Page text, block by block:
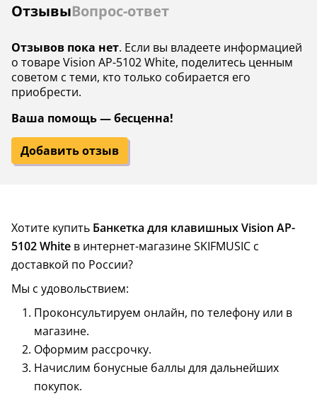
ОтзывыВопрос-ответ
Отзывов пока нет. Если вы владеете информацией
о товаре Vision AP-5102 White, поделитесь ценным
советом с теми, кто только собирается его
приобрести.
Ваша помощь — бесценна!
Добавить отзыв
Хотите купить Банкетка для клавишных Vision AP-
5102 White в интернет-магазине SKIFMUSIC с
доставкой по России?
Мы с удовольствием:
Проконсультируем онлайн, по телефону или в
магазине.
Оформим рассрочку.
Начислим бонусные баллы для дальнейших
покупок.